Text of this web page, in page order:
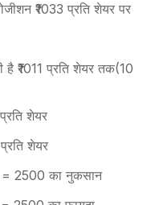
₹1033 प्रति शेयर पर
है ₹1011 प्रति शेयर तक(10
शेयर
शेयर
2500 का नुकसान